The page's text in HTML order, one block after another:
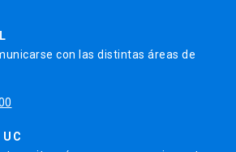
con las distintas áreas de